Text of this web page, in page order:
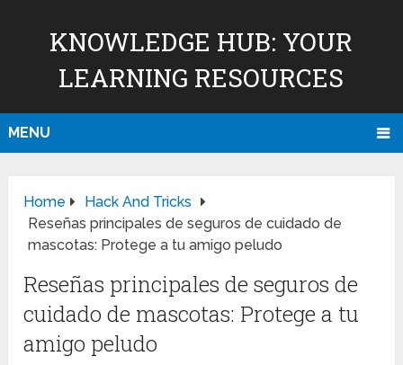
KNOWLEDGE HUB: YOUR
LEARNING RESOURCES
MENU
Home
Hack And Tricks
Reseñas principales de seguros de cuidado de
mascotas: Protege a tu amigo peludo
Reseñas principales de seguros de
cuidado de mascotas: Protege a tu
amigo peludo